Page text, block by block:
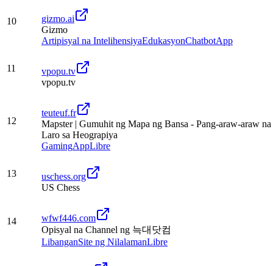
10
gizmo.ai
Gizmo
Artipisyal na IntelihensiyaEdukasyonChatbotApp
11
vpopu.tv
vpopu.tv
12
teuteuf.fr
Mapster | Gumuhit ng Mapa ng Bansa - Pang-araw-araw na
Laro sa Heograpiya
GamingAppLibre
13
uschess.org
US Chess
14
wfwf446.com
Opisyal na Channel ng 늑대닷컴
LibanganSite ng NilalamanLibre